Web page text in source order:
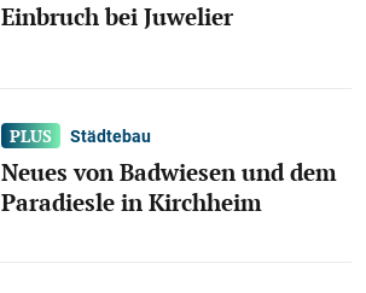
Einbruch bei Juwelier
Städtebau
Neues von Badwiesen und dem
Paradiesle in Kirchheim